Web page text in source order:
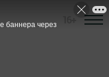
баннера через